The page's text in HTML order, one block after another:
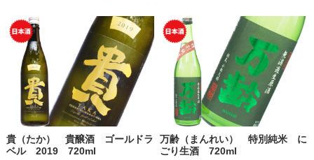
貴（たか） 貴醸酒 ゴールドラ
ベル 2019 720ml
万齢（まんれい） 特別純米 に
ごり生酒 720ml